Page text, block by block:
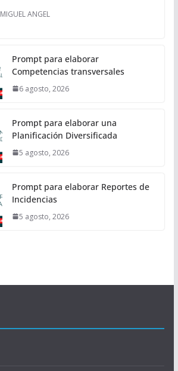
MIGUEL ANGEL
Prompt para elaborar
Competencias transversales
6 agosto, 2026
Prompt para elaborar una
Planificación Diversificada
5 agosto, 2026
Prompt para elaborar Reportes de
Incidencias
5 agosto, 2026